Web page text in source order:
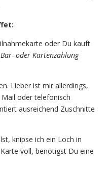
oder Du kauft
oder Kartenzahlung
Lieber ist mir allerdings,
oder telefonisch
ausreichend Zuschnitte
knipse ich ein Loch in
voll, benötigst Du eine